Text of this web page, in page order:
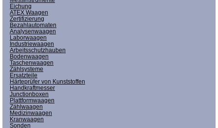
Eichung
ATEX Waagen
Zertifizierung
Bezahlautomaten
Analysenwaagen
Laborwaagen
Industriewaagen
Arbeitsschutzhauben
Bodenwaagen
Taschenwaagen
Zählsysteme
Ersatzteile
Härteprüfer von Kunststoffen
Handkraftmesser
Junctionboxen
Plattformwaagen
Zählwaagen
Medizinwaagen
Kranwaagen
Sonden